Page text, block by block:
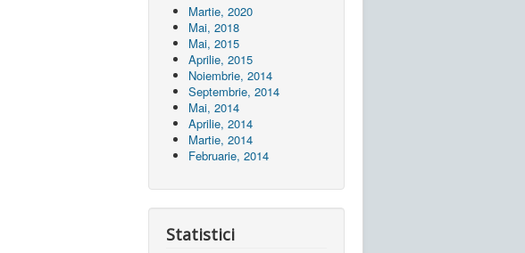
Martie, 2020
Mai, 2018
Mai, 2015
Aprilie, 2015
Noiembrie, 2014
Septembrie, 2014
Mai, 2014
Aprilie, 2014
Martie, 2014
Februarie, 2014
Statistici